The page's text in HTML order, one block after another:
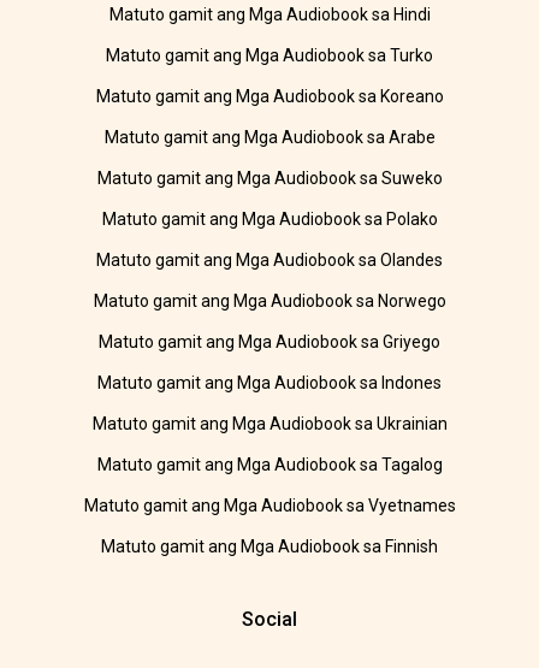
Matuto gamit ang Mga Audiobook sa Hindi
Matuto gamit ang Mga Audiobook sa Turko
Matuto gamit ang Mga Audiobook sa Koreano
Matuto gamit ang Mga Audiobook sa Arabe
Matuto gamit ang Mga Audiobook sa Suweko
Matuto gamit ang Mga Audiobook sa Polako
Matuto gamit ang Mga Audiobook sa Olandes
Matuto gamit ang Mga Audiobook sa Norwego
Matuto gamit ang Mga Audiobook sa Griyego
Matuto gamit ang Mga Audiobook sa Indones
Matuto gamit ang Mga Audiobook sa Ukrainian
Matuto gamit ang Mga Audiobook sa Tagalog
Matuto gamit ang Mga Audiobook sa Vyetnames
Matuto gamit ang Mga Audiobook sa Finnish
Social